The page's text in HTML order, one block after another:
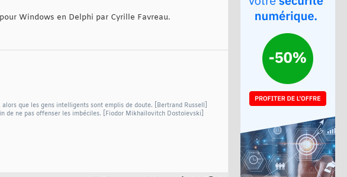
Windows en Delphi par Cyrille Favreau.
que les gens intelligents sont emplis de doute. [Bertrand Russell]
de ne pas offenser les imbéciles. [Fiodor Mikhaïlovitch Dostoïevski]